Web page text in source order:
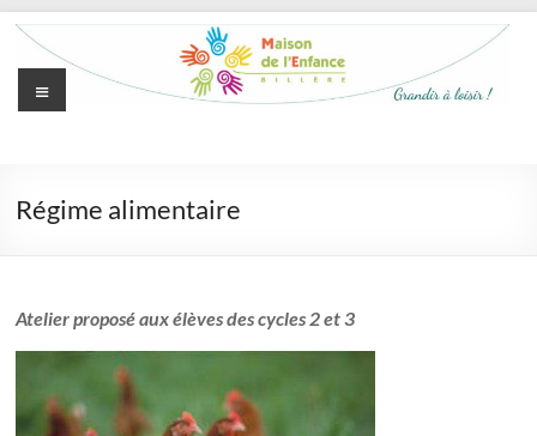
Aller
contenu
l'Enfance
Billère
loisir
Menu
Régime alimentaire
Atelier proposé aux élèves des cycles 2 et 3